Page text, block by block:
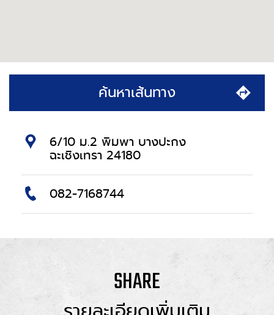
ค้นหาเส้นทาง
6/10 ม.2 พิมพา บางปะกง
ฉะเชิงเทรา 24180
082-7168744
SHARE